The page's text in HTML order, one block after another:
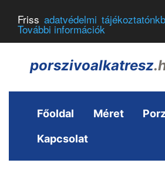
Frissadatvédelmi
További információk
porszivoalkatresz
Főoldal Méret
Kapcsolat